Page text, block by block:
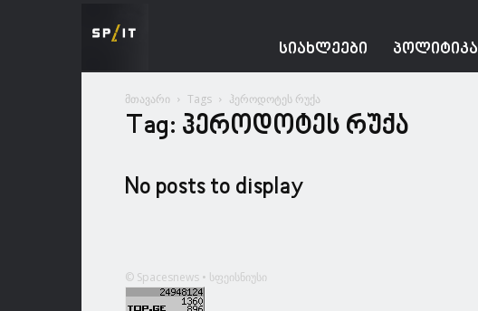
ᲡᲘᲐᲮᲚᲔᲔᲑᲘ ᲞᲝᲚᲘᲢᲘᲙᲐ
მთავარი Tags ჰეროდოტეს რუქა
Tag: ჰეროდოტეს რუქა
No posts to display
© Spacesnews • სფეისნიუსი